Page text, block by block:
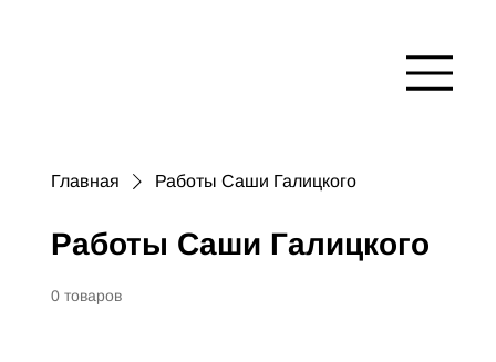
Главная Работы Саши Галицкого
Работы Саши Галицкого
0 товаров